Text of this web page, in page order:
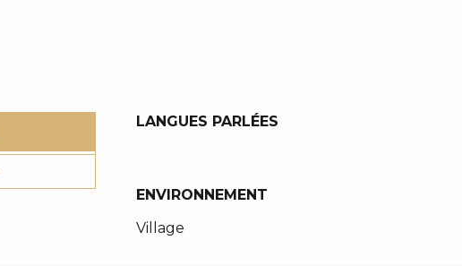
LANGUES PARLÉES
LANGUES PARLÉES
ENVIRONNEMENT
ENVIRONNEMENT
Village